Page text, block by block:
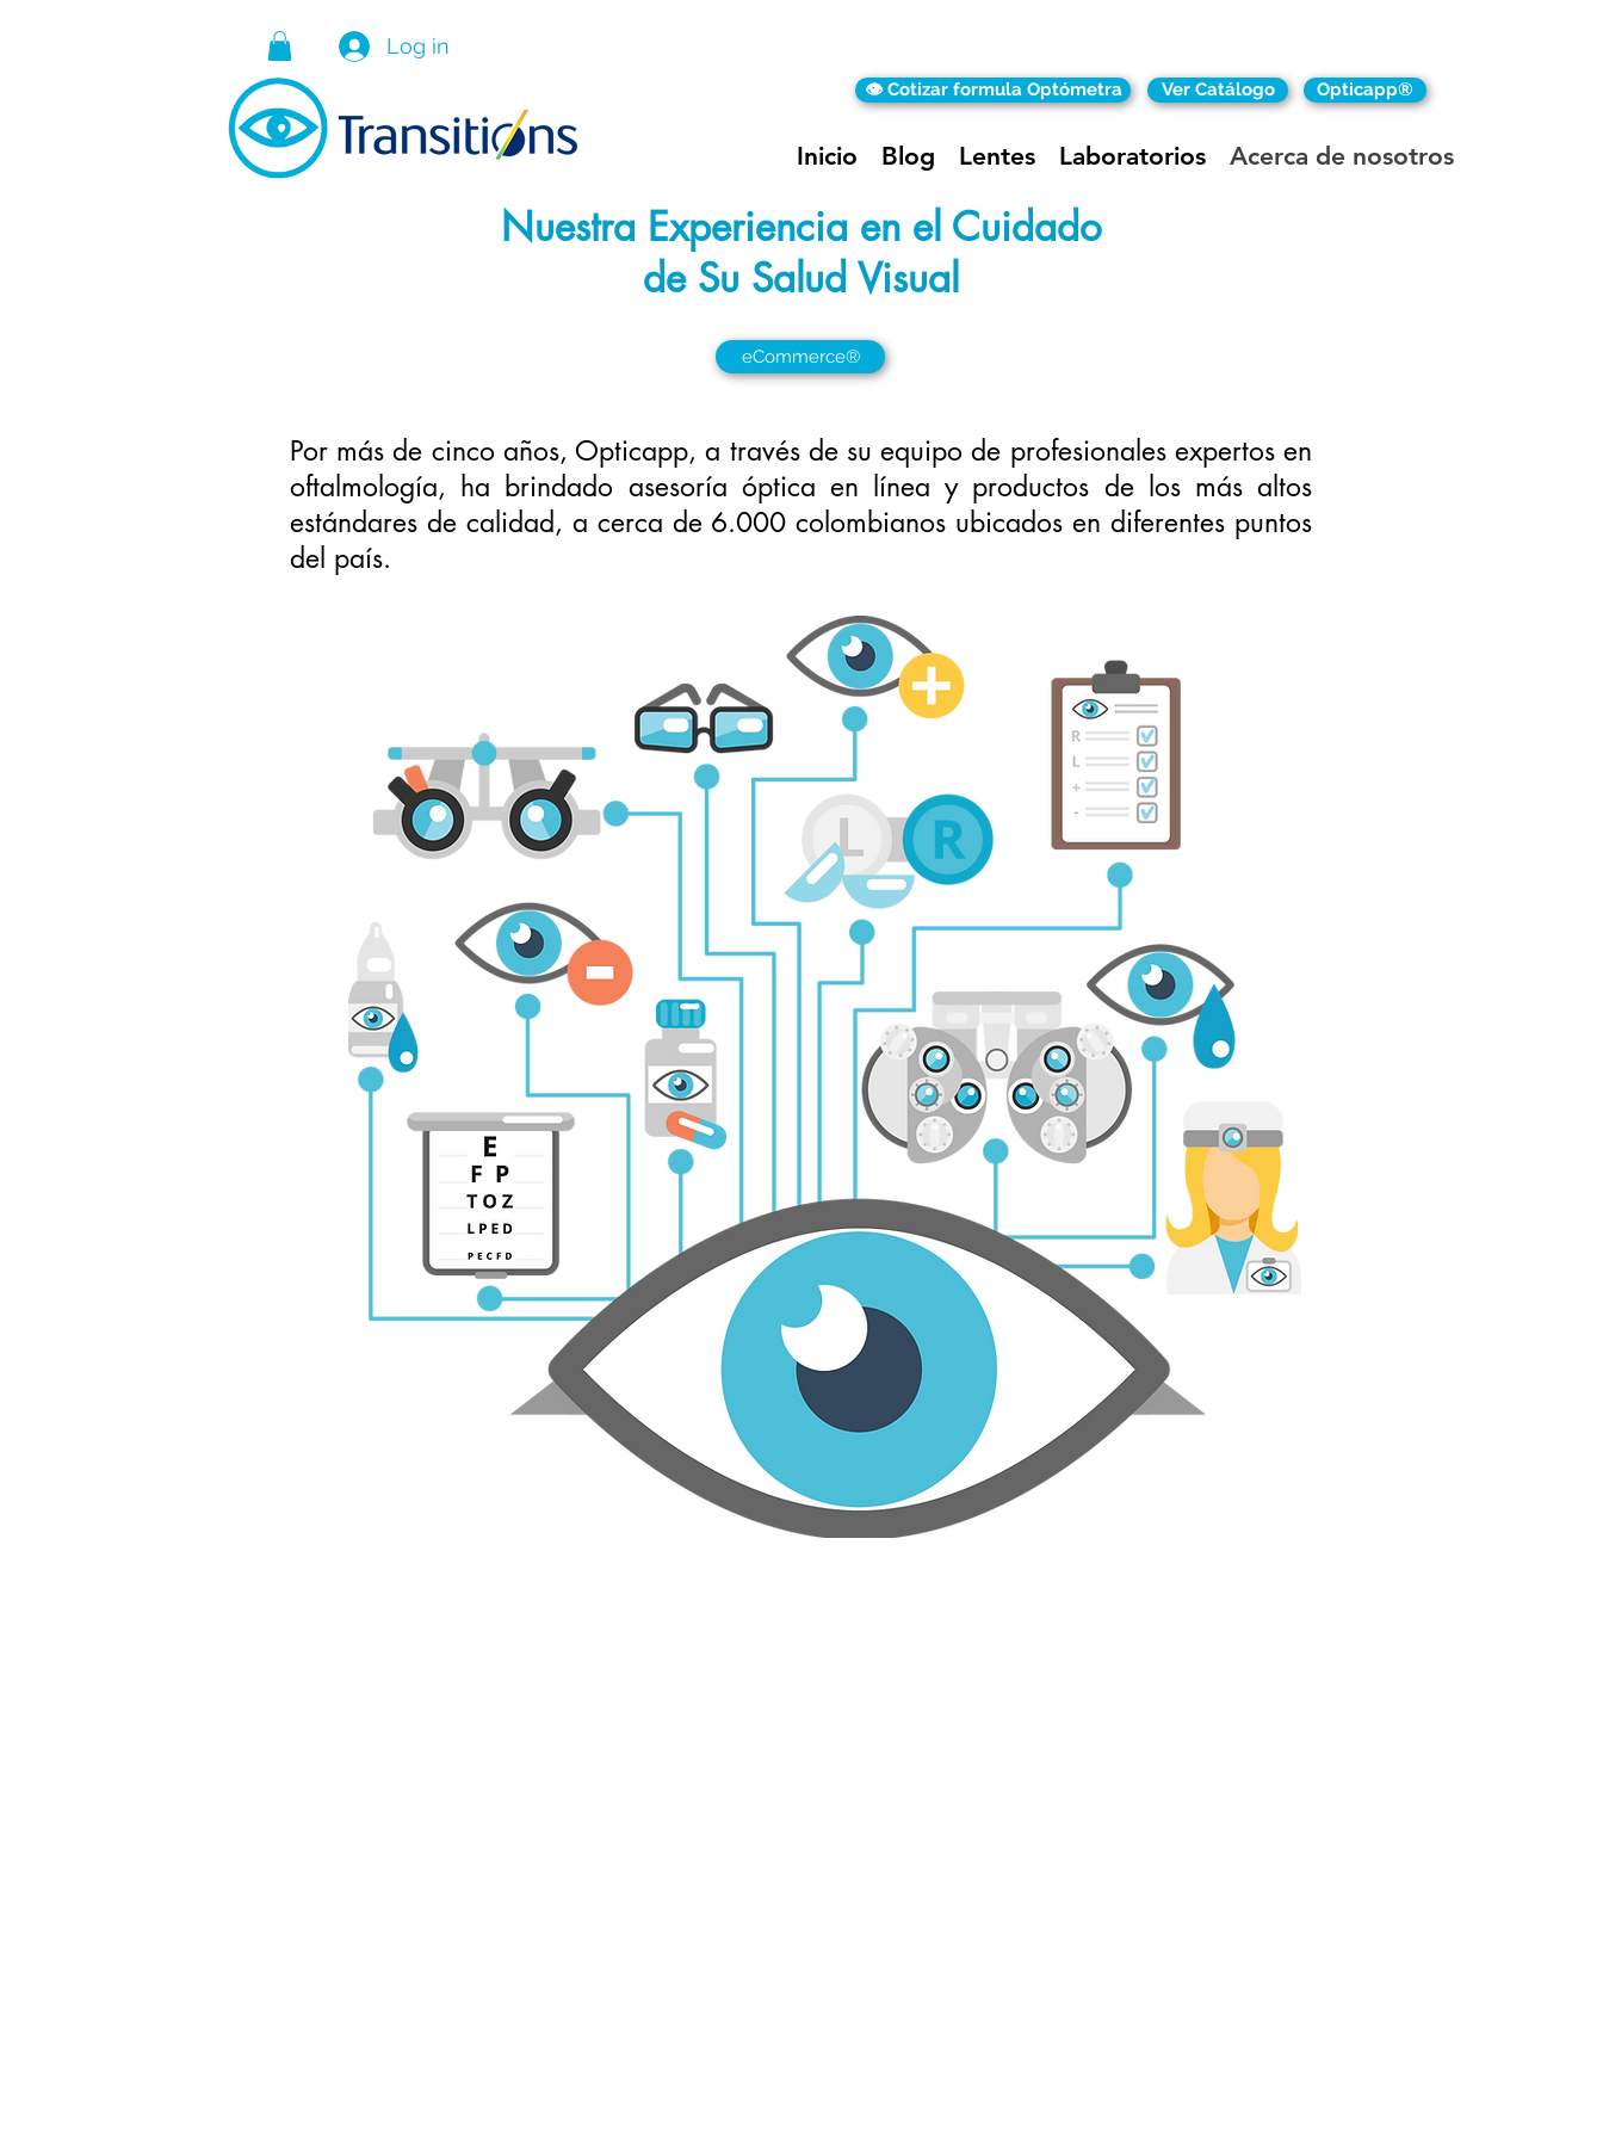
Log in
Ver Catálogo
👁️ Cotizar formula Optómetra
Inicio Blog Lentes Laboratorios Acerca de nosotros
Opticapp®
Nuestra Experiencia en el Cuidado
de Su Salud Visual
Por más de cinco años, Opticapp, a través de su equipo de profesionales expertos en
oftalmología, ha brindado asesoría óptica en línea y productos de los más altos
estándares de calidad, a cerca de 6.000 colombianos ubicados en diferentes puntos
del país.
eCommerce®